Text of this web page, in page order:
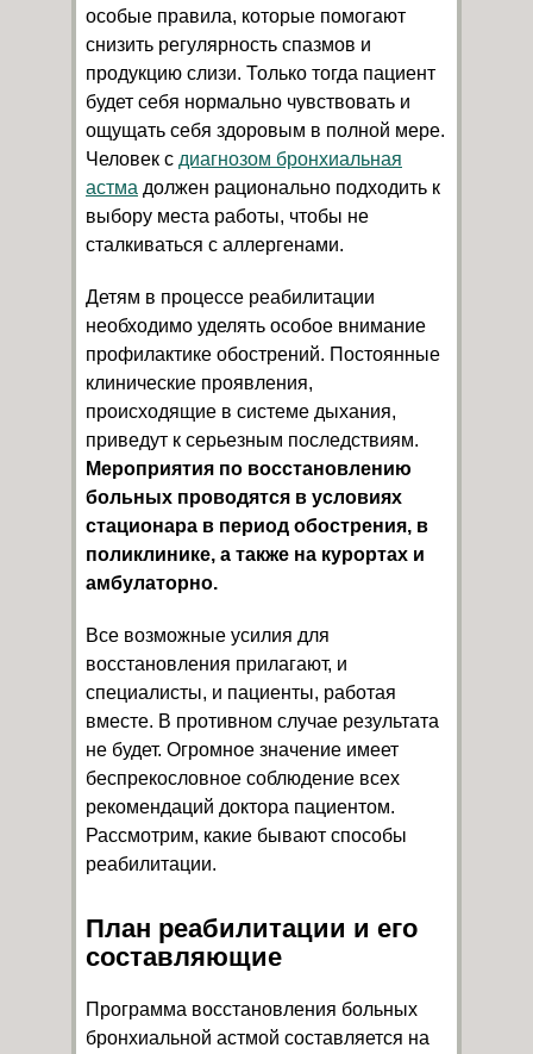
особые правила, которые помогают
снизить регулярность спазмов и
продукцию слизи. Только тогда пациент
будет себя нормально чувствовать и
ощущать себя здоровым в полной мере.
Человек с диагнозом бронхиальная
астма должен рационально подходить к
выбору места работы, чтобы не
сталкиваться с аллергенами.
Детям в процессе реабилитации
необходимо уделять особое внимание
профилактике обострений. Постоянные
клинические проявления,
происходящие в системе дыхания,
приведут к серьезным последствиям.
Мероприятия по восстановлению
больных проводятся в условиях
стационара в период обострения, в
поликлинике, а также на курортах и
амбулаторно.
Все возможные усилия для
восстановления прилагают, и
специалисты, и пациенты, работая
вместе. В противном случае результата
не будет. Огромное значение имеет
беспрекословное соблюдение всех
рекомендаций доктора пациентом.
Рассмотрим, какие бывают способы
реабилитации.
План реабилитации и его
составляющие
Программа восстановления больных
бронхиальной астмой составляется на